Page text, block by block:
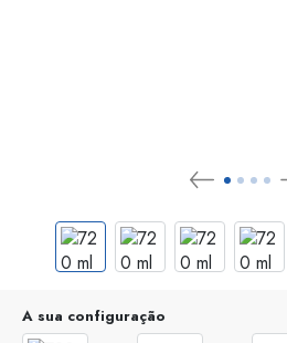
A sua configuração